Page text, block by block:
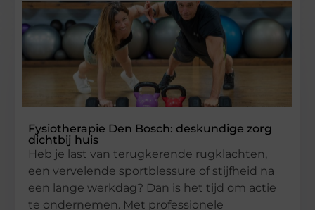
Fysiotherapie Den Bosch: deskundige zorg
dichtbij huis
Heb je last van terugkerende rugklachten,
een vervelende sportblessure of stijfheid na
een lange werkdag? Dan is het tijd om actie
te ondernemen. Met professionele